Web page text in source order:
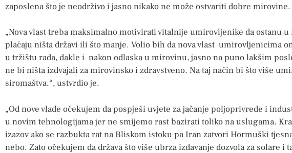
zaposlena što je neodrživo i jasno nikako ne može ostvariti dobre mirovine.
„Nova vlast treba maksimalno motivirati vitalnije umirovljenike da ostanu
plaćaju ništa državi ili što manje. Volio bih da nova vlast umirovljenicima
u tržištu rada, dakle i nakon odlaska u mirovinu, jasno na puno lakšim
ne bi ništa izdvajali za mirovinsko i zdravstveno. Na taj način bi što više
siromaštva.“, ustvrdio je.
„Od nove vlade očekujem da pospješi uvjete za jačanje poljoprivrede i
u novim tehnologijama jer ne smijemo rast bazirati toliko na uslugama.
izazov ako se razbukta rat na Bliskom istoku pa Iran zatvori Hormuški
nebo. Zato očekujem da država što više ubrza izdavanje dozvola za solare i